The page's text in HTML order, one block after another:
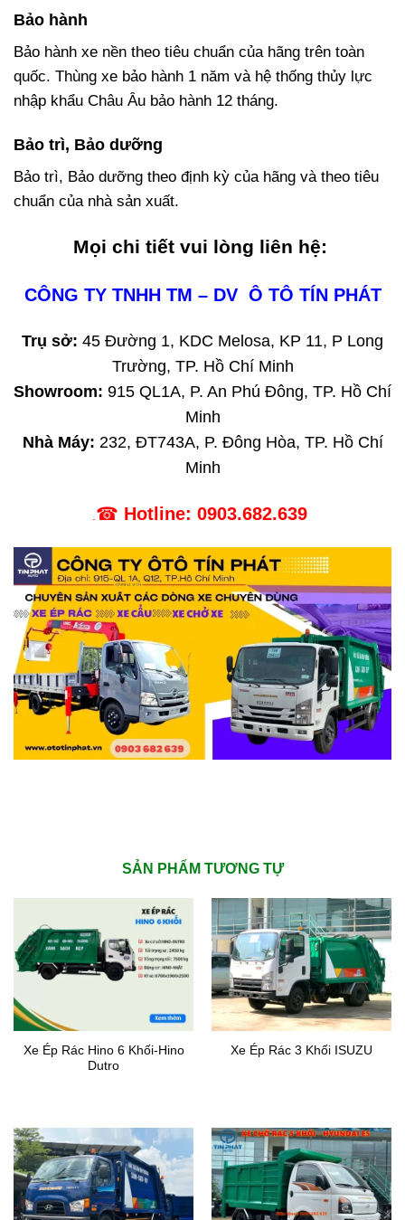
Bảo hành
Bảo hành xe nền theo tiêu chuẩn của hãng trên toàn
quốc. Thùng xe bảo hành 1 năm và hệ thống thủy lực
nhập khẩu Châu Âu bảo hành 12 tháng.
Bảo trì, Bảo dưỡng
Bảo trì, Bảo dưỡng theo định kỳ của hãng và theo tiêu
chuẩn của nhà sản xuất.
Mọi chi tiết vui lòng liên hệ:
CÔNG TY TNHH TM – DV Ô TÔ TÍN PHÁT
Trụ sở: 45 Đường 1, KDC Melosa, KP 11, P Long
Trường, TP. Hồ Chí Minh
Showroom: 915 QL1A, P. An Phú Đông, TP. Hồ Chí
Minh
Nhà Máy: 232, ĐT743A, P. Đông Hòa, TP. Hồ Chí
Minh
☎ Hotline: 0903.682.639
SẢN PHẨM TƯƠNG TỰ
Xe Ép Rác Hino 6 Khối-Hino
Dutro
Xe Ép Rác 3 Khối ISUZU